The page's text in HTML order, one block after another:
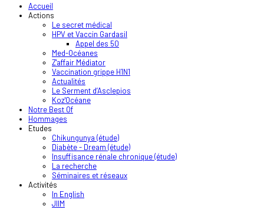
Accueil
Actions
Le secret médical
HPV et Vaccin Gardasil
Appel des 50
Med-Océanes
Z'affair Médiator
Vaccination grippe H1N1
Actualités
Le Serment d’Asclepios
Koz'Océane
Notre Best Of
Hommages
Etudes
Chikungunya (étude)
Diabète - Dream (étude)
Insuffisance rénale chronique (étude)
La recherche
Séminaires et réseaux
Activités
In English
JIIM